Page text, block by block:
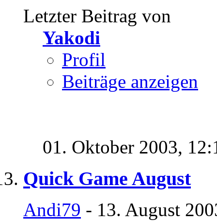
Letzter Beitrag von
Yakodi
Profil
Beiträge anzeigen
01. Oktober 2003,
Quick Game August
Andi79 - 13. August